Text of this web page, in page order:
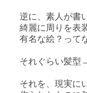
逆に、素人が書
綺麗に周りを表
有名な絵？って
それぐらい髪
それを、現実に